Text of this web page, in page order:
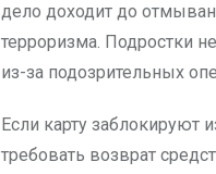
дело доходит до
терроризма. Подростки
из-за подозрительных
Если карту заблокируют
требовать возврат